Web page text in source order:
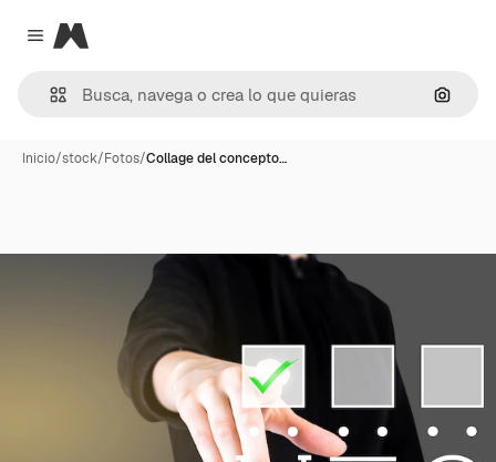
Close menu
Magnific
Inicio/stock/Fotos/Collage del concepto…